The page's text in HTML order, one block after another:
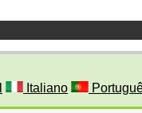
Italiano